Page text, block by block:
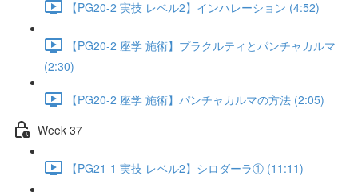
【PG20-2 実技 レベル2】インハレーション (4:52)
【PG20-2 座学 施術】プラクルティとパンチャカルマ
(2:30)
【PG20-2 座学 施術】パンチャカルマの方法 (2:05)
Week 37
【PG21-1 実技 レベル2】シロダーラ① (11:11)